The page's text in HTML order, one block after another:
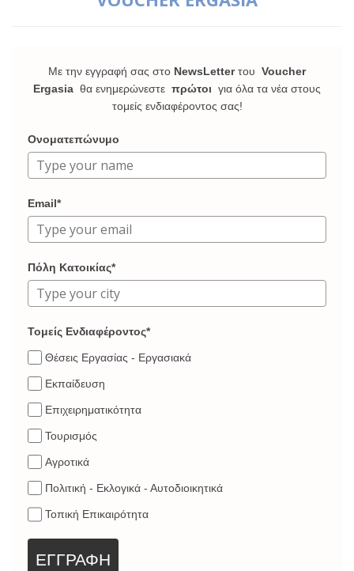
Με την εγγραφή σας στο NewsLetterτου Voucher
Ergasia θα ενημερώνεστε πρώτοι για όλα τα νέα στους
τομείς ενδιαφέροντος σας!
Ονοματεπώνυμο
Email*
Πόλη Κατοικίας*
Τομείς Ενδιαφέροντος*
Θέσεις Εργασίας - Εργασιακά
Εκπαίδευση
Επιχειρηματικότητα
Τουρισμός
Αγροτικά
Πολιτική - Εκλογικά - Αυτοδιοικητικά
Τοπική Επικαιρότητα
ΕΓΓΡΑΦΗ